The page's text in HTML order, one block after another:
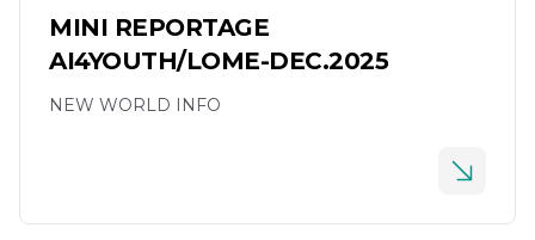
MINI REPORTAGE
AI4YOUTH/LOME-DEC.2025
NEW WORLD INFO